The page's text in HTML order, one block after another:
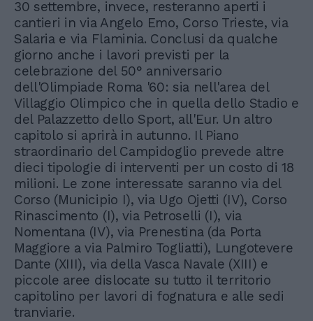
30 settembre, invece, resteranno aperti i
cantieri in via Angelo Emo, Corso Trieste, via
Salaria e via Flaminia. Conclusi da qualche
giorno anche i lavori previsti per la
celebrazione del 50° anniversario
dell'Olimpiade Roma '60: sia nell'area del
Villaggio Olimpico che in quella dello Stadio e
del Palazzetto dello Sport, all'Eur. Un altro
capitolo si aprirà in autunno. Il Piano
straordinario del Campidoglio prevede altre
dieci tipologie di interventi per un costo di 18
milioni. Le zone interessate saranno via del
Corso (Municipio I), via Ugo Ojetti (IV), Corso
Rinascimento (I), via Petroselli (I), via
Nomentana (IV), via Prenestina (da Porta
Maggiore a via Palmiro Togliatti), Lungotevere
Dante (XIII), via della Vasca Navale (XIII) e
piccole aree dislocate su tutto il territorio
capitolino per lavori di fognatura e alle sedi
tranviarie.